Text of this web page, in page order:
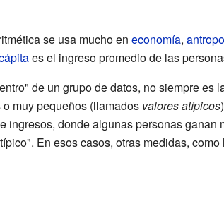
se usa mucho en economía,
es el ingreso promedio de las
de un grupo de datos, no siempre es
muy pequeños (llamados valores atípicos
ingresos, donde algunas personas ganan
En esos casos, otras medidas, como